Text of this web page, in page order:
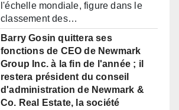
l'échelle mondiale, figure dans le
classement des…
Barry Gosin quittera ses
fonctions de CEO de Newmark
Group Inc. à la fin de l'année ; il
restera président du conseil
d'administration de Newmark &
Co. Real Estate, la société